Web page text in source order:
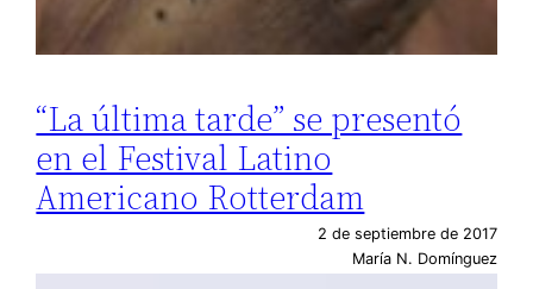
“La última tarde” se presentó
en el Festival Latino
Americano Rotterdam
2 de septiembre de 2017
María N. Domínguez